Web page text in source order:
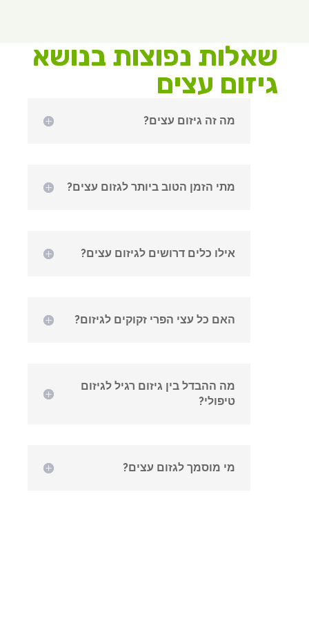
שאלות נפוצות בנושא
גיזום עצים
מה זה גיזום עצים?
מתי הזמן הטוב ביותר לגזום עצים?
אילו כלים דרושים לגיזום עצים?
האם כל עצי הפרי זקוקים לגיזום?
מה ההבדל בין גיזום רגיל לגיזום
טיפולי?
מי מוסמך לגזום עצים?